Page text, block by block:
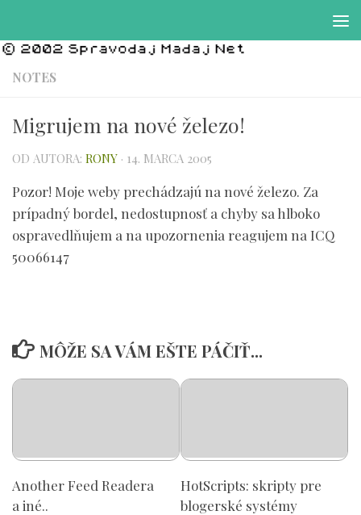
NOTES
Migrujem na nové železo!
OD AUTORA: RONY · 14. MARCA 2005
Pozor! Moje weby prechádzajú na nové železo. Za
prípadný bordel, nedostupnosť a chyby sa hlboko
ospravedlňujem a na upozornenia reagujem na ICQ
50066147
MÔŽE SA VÁM EŠTE PÁČIŤ...
Another Feed Readera
a iné..
HotScripts: skripty pre
blogerské systémy